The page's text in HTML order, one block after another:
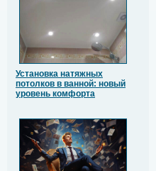
Установка натяжных
потолков в ванной: новый
уровень комфорта